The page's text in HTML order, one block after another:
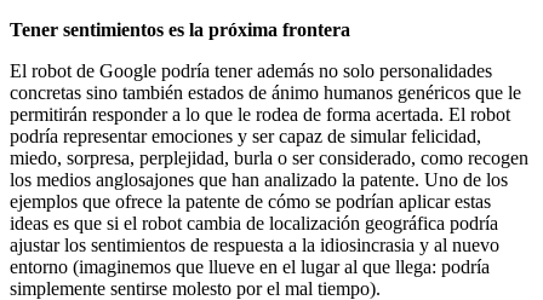
Tener sentimientos es la próxima frontera
El robot de Google podría tener además no solo personalidades
concretas sino también estados de ánimo humanos genéricos que le
permitirán responder a lo que le rodea de forma acertada. El robot
podría representar emociones y ser capaz de simular felicidad,
miedo, sorpresa, perplejidad, burla o ser considerado, como recogen
los medios anglosajones que han analizado la patente. Uno de los
ejemplos que ofrece la patente de cómo se podrían aplicar estas
ideas es que si el robot cambia de localización geográfica podría
ajustar los sentimientos de respuesta a la idiosincrasia y al nuevo
entorno (imaginemos que llueve en el lugar al que llega: podría
simplemente sentirse molesto por el mal tiempo).